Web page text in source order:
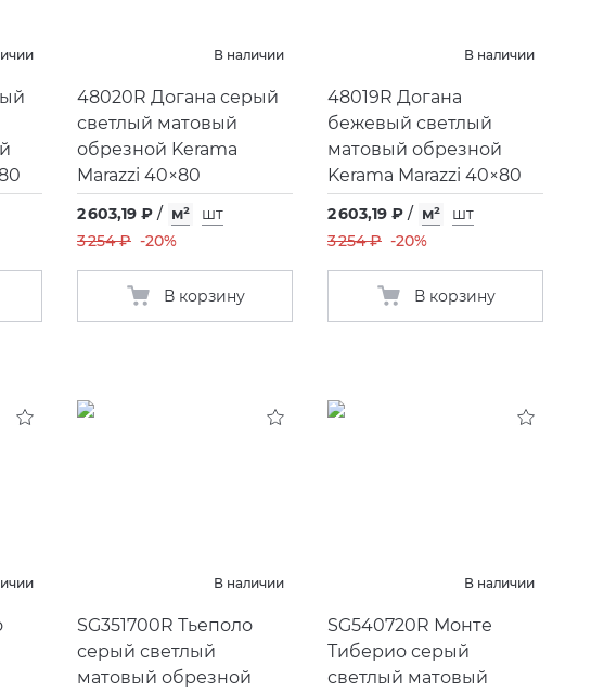
В наличии
48020R Догана серый
светлый матовый
обрезной Kerama
Marazzi 40×80
2 603,19 ₽ / м²
шт
3 254 ₽ -20%
В корзину
В наличии
48019R Догана
бежевый светлый
матовый обрезной
Kerama Marazzi 40×80
2 603,19 ₽ / м²
шт
3 254 ₽ -20%
В корзину
В наличии
SG351700R Тьеполо
серый светлый
матовый обрезной
В наличии
SG540720R Монте
Тиберио серый
светлый матовый